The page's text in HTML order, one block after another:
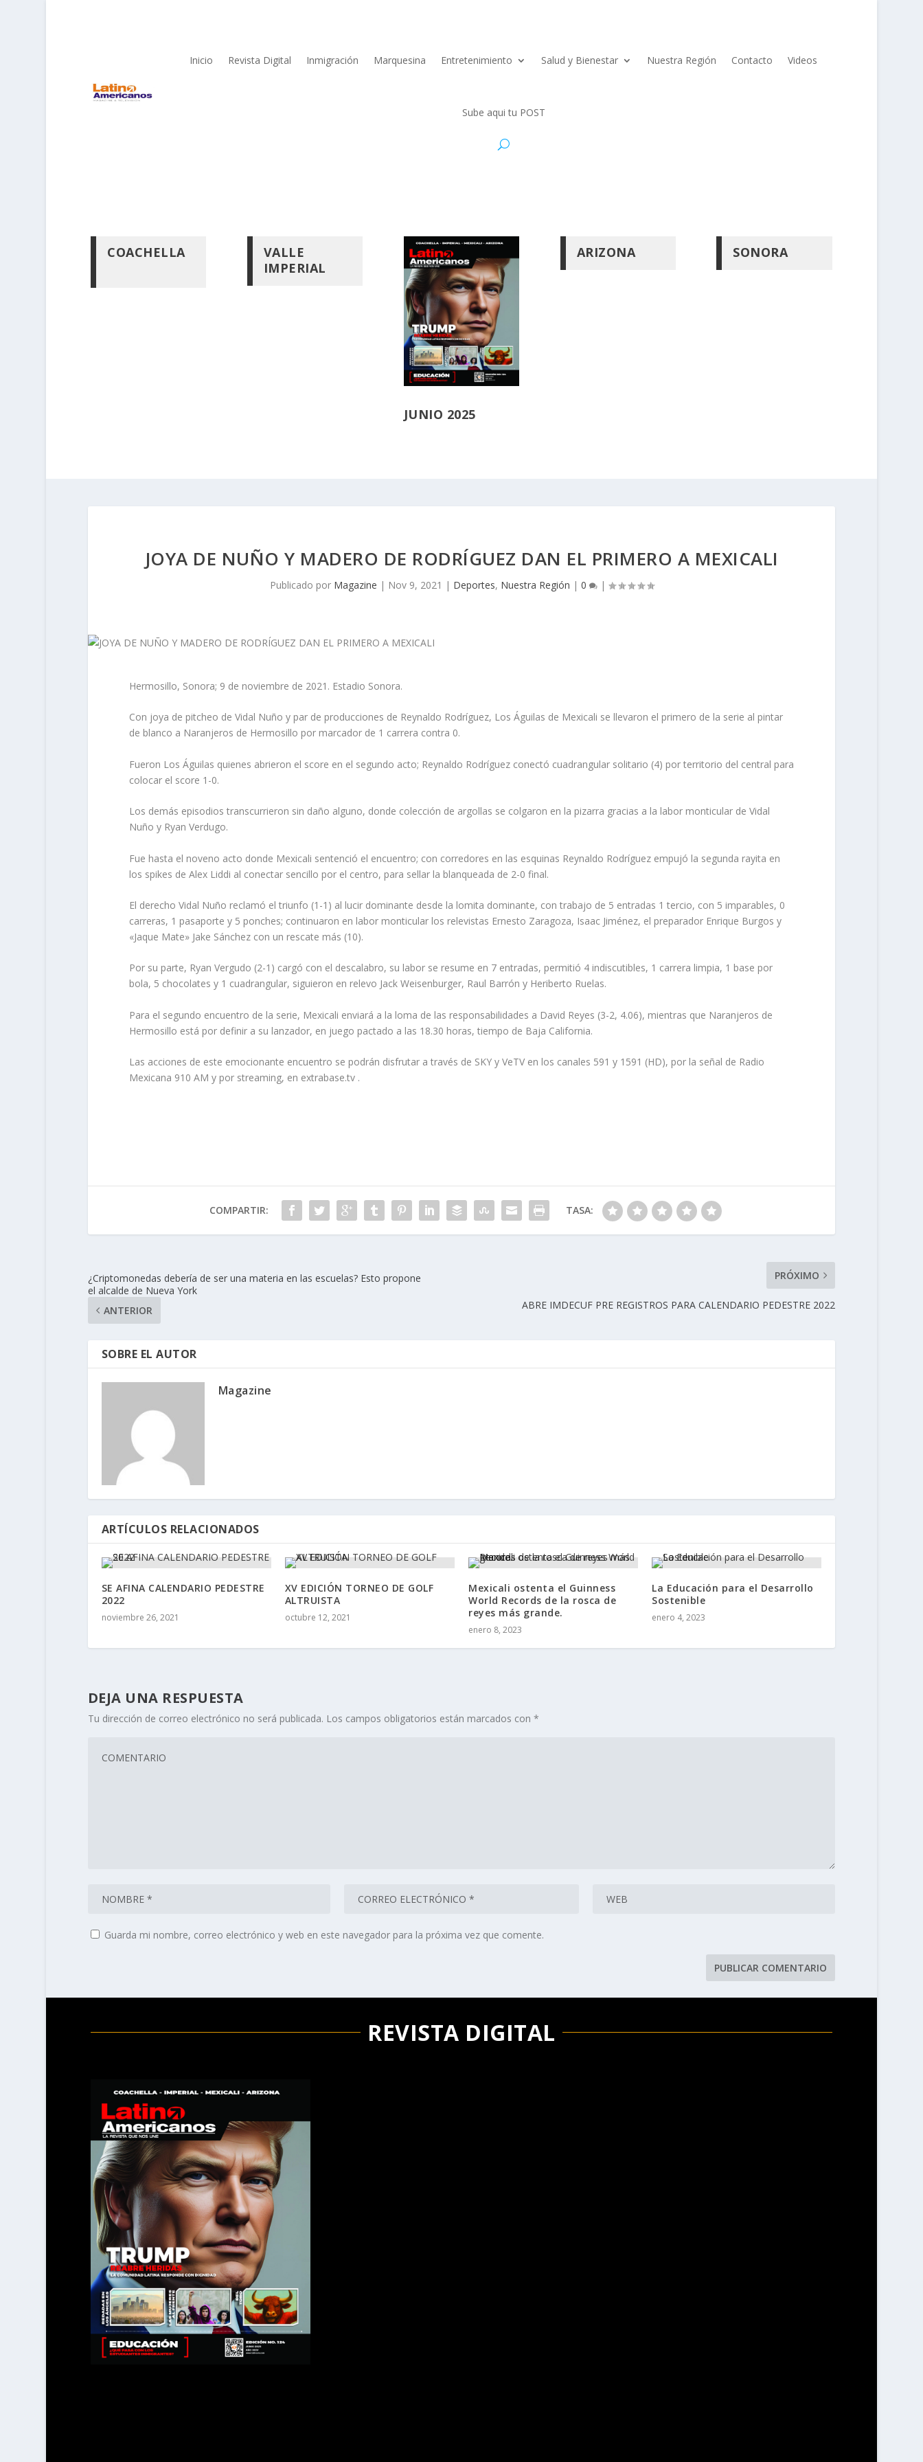
Inicio Revista Digital Inmigración Marquesina Entretenimiento Salud y Bienestar Nuestra Región Contacto Videos
Sube aqui tu POST
COACHELLA
VALLE
IMPERIAL
JUNIO 2025
ARIZONA SONORA
JOYA DE NUÑO Y MADERO DE RODRÍGUEZ DAN EL PRIMERO A MEXICALI
Publicado por Magazine | Nov 9, 2021 | Deportes, Nuestra Región | 0 |
Hermosillo, Sonora; 9 de noviembre de 2021. Estadio Sonora.
Con joya de pitcheo de Vidal Nuño y par de producciones de Reynaldo Rodríguez, Los Águilas de Mexicali se llevaron el primero de la serie al pintar
de blanco a Naranjeros de Hermosillo por marcador de 1 carrera contra 0.
Fueron Los Águilas quienes abrieron el score en el segundo acto; Reynaldo Rodríguez conectó cuadrangular solitario (4) por territorio del central para
colocar el score 1-0.
Los demás episodios transcurrieron sin daño alguno, donde colección de argollas se colgaron en la pizarra gracias a la labor monticular de Vidal
Nuño y Ryan Verdugo.
Fue hasta el noveno acto donde Mexicali sentenció el encuentro; con corredores en las esquinas Reynaldo Rodríguez empujó la segunda rayita en
los spikes de Alex Liddi al conectar sencillo por el centro, para sellar la blanqueada de 2-0 final.
El derecho Vidal Nuño reclamó el triunfo (1-1) al lucir dominante desde la lomita dominante, con trabajo de 5 entradas 1 tercio, con 5 imparables, 0
carreras, 1 pasaporte y 5 ponches; continuaron en labor monticular los relevistas Ernesto Zaragoza, Isaac Jiménez, el preparador Enrique Burgos y
«Jaque Mate» Jake Sánchez con un rescate más (10).
Por su parte, Ryan Vergudo (2-1) cargó con el descalabro, su labor se resume en 7 entradas, permitió 4 indiscutibles, 1 carrera limpia, 1 base por
bola, 5 chocolates y 1 cuadrangular, siguieron en relevo Jack Weisenburger, Raul Barrón y Heriberto Ruelas.
Para el segundo encuentro de la serie, Mexicali enviará a la loma de las responsabilidades a David Reyes (3-2, 4.06), mientras que Naranjeros de
Hermosillo está por definir a su lanzador, en juego pactado a las 18.30 horas, tiempo de Baja California.
Las acciones de este emocionante encuentro se podrán disfrutar a través de SKY y VeTV en los canales 591 y 1591 (HD), por la señal de Radio
Mexicana 910 AM y por streaming, en extrabase.tv .
COMPARTIR: TASA:
¿Criptomonedas debería de ser una materia en las escuelas? Esto propone
el alcalde de Nueva York
ANTERIOR
PRÓXIMO
ABRE IMDECUF PRE REGISTROS PARA CALENDARIO PEDESTRE 2022
SOBRE EL AUTOR
Magazine
ARTÍCULOS RELACIONADOS
SE AFINA CALENDARIO PEDESTRE
2022
noviembre 26, 2021
XV EDICIÓN TORNEO DE GOLF
ALTRUISTA
octubre 12, 2021
Mexicali ostenta el Guinness
World Records de la rosca de
reyes más grande.
enero 8, 2023
La Educación para el Desarrollo
Sostenible
enero 4, 2023
DEJA UNA RESPUESTA
Tu dirección de correo electrónico no será publicada. Los campos obligatorios están marcados con *
Guarda mi nombre, correo electrónico y web en este navegador para la próxima vez que comente.
REVISTA DIGITAL